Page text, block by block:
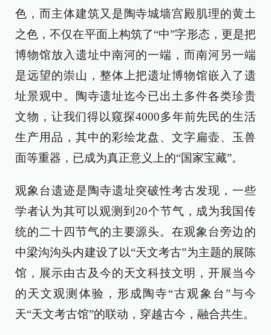
色，而主体建筑又是陶寺城墙宫殿肌理的黄土
之色，不仅在平面上构筑了“中”字形态，更是把
博物馆放入遗址中南河的一端，而南河另一端
是远望的崇山，整体上把遗址博物馆嵌入了遗
址景观中。陶寺遗址迄今已出土多件各类珍贵
文物，让我们得以窥探4000多年前先民的生活
生产用品，其中的彩绘龙盘、文字扁壶、玉兽
面等重器，已成为真正意义上的“国家宝藏”。
观象台遗迹是陶寺遗址突破性考古发现，一些
学者认为其可以观测到20个节气，成为我国传
统的二十四节气的主要源头。在观象台旁边的
中梁沟沟头内建设了以“天文考古”为主题的展陈
馆，展示由古及今的天文科技文明，开展当今
的天文观测体验，形成陶寺“古观象台”与今
天“天文考古馆”的联动，穿越古今，融合共生。